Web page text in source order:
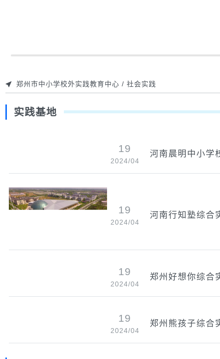
郑州市中小学校外实践教育中心 / 社会实践
实践基地
19
2024/04
河南晨明中小学
19
2024/04
河南行知塾综合
19
2024/04
郑州好想你综合
19
2024/04
郑州熊孩子综合